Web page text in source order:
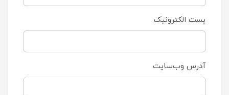
پست الکترونیک
آدرس وب‌سایت